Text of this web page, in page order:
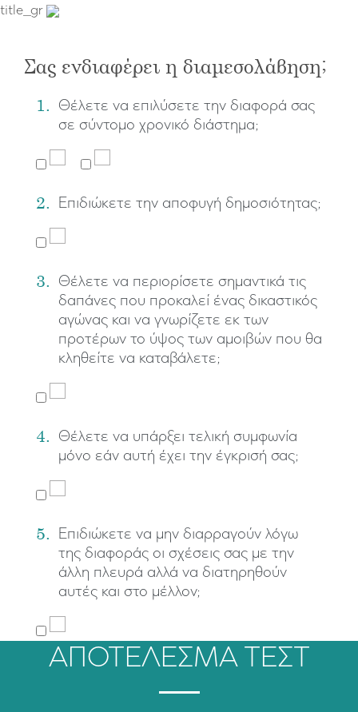
title_gr
Σας ενδιαφέρει η διαμεσολάβηση;
1. Θέλετε να επιλύσετε την διαφορά σας
σε σύντομο χρονικό διάστημα;
2. Eπιδιώκετε την αποφυγή δημοσιότητας;
3. Θέλετε να περιορίσετε σημαντικά τις
δαπάνες που προκαλεί ένας δικαστικός
αγώνας και να γνωρίζετε εκ των
προτέρων το ύψος των αμοιβών που θα
κληθείτε να καταβάλετε;
4. Θέλετε να υπάρξει τελική συμφωνία
μόνο εάν αυτή έχει την έγκρισή σας;
5. Επιδιώκετε να μην διαρραγούν λόγω
της διαφοράς οι σχέσεις σας με την
άλλη πλευρά αλλά να διατηρηθούν
αυτές και στο μέλλον;
ΑΠΟΤΕΛΕΣΜΑ ΤΕΣΤ